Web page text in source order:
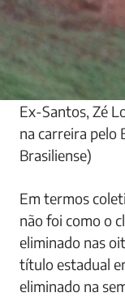
Ex-Santos, Zé
na carreira pelo
Brasiliense)
Em termos
não foi como o
eliminado nas
título estadual
eliminado na